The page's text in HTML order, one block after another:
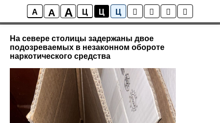
A A A Ц Ц Ц
Новости района Коптево
На севере столицы задержаны двое
подозреваемых в незаконном обороте
наркотического средства